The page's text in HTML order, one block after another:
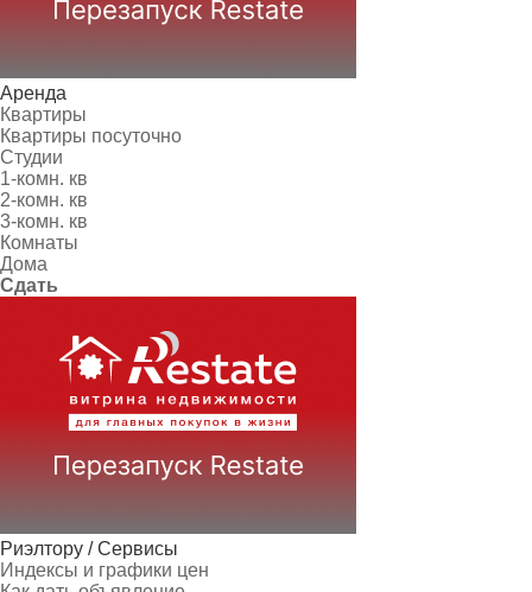
Аренда
Квартиры
Квартиры посуточно
Студии
1-комн. кв
2-комн. кв
3-комн. кв
Комнаты
Дома
Сдать
Риэлтору / Сервисы
Индексы и графики цен